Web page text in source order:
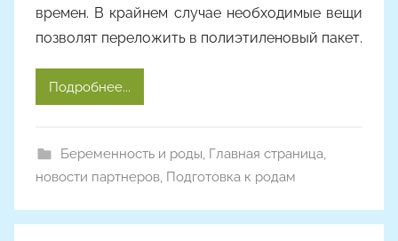
времен. В крайнем случае необходимые вещи
позволят переложить в полиэтиленовый пакет.
Подробнее...
Беременность и роды, Главная страница,
новости партнеров, Подготовка к родам